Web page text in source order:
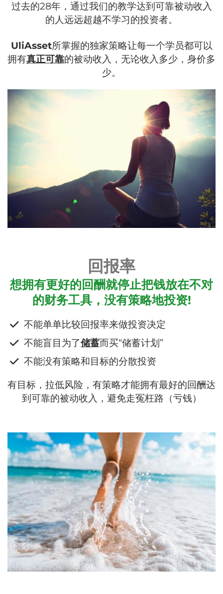
过去的28年，通过我们的教学达到可靠被动收入
的人远远超越不学习的投资者。
UliAsset所掌握的独家策略让每一个学员都可以
拥有真正可靠的被动收入，无论收入多少，身价多
少。
回报率
想拥有更好的回酬就停止把钱放在不对
的财务工具，没有策略地投资!
​不能单单比较回报率来做投资决定
​不能盲目为了储蓄而买“储蓄计划”
​不能没有策略和目标的分散投资
有目标，拉低风险，有策略才能拥有最好的回酬达
到可靠的被动收入，避免走冤枉路（亏钱）